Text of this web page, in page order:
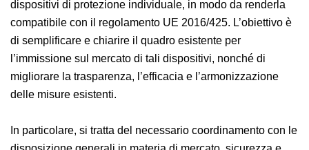
dispositivi di protezione individuale, in modo da
renderla compatibile con il regolamento UE 2016/425.
L’obiettivo è di semplificare e chiarire il quadro
esistente per l’immissione sul mercato di tali
dispositivi, nonché di migliorare la trasparenza,
l’efficacia e l’armonizzazione delle misure esistenti.
In particolare, si tratta del necessario coordinamento